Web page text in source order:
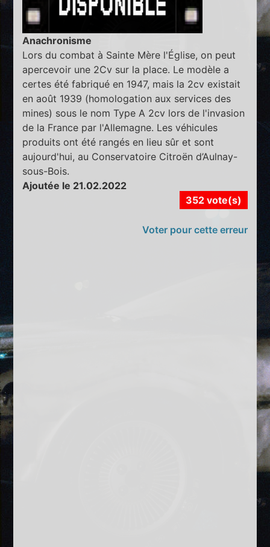
Anachronisme
Lors du combat à Sainte Mère l'Église, on peut
apercevoir une 2Cv sur la place. Le modèle a
certes été fabriqué en 1947, mais la 2cv existait
en août 1939 (homologation aux services des
mines) sous le nom Type A 2cv lors de l'invasion
de la France par l'Allemagne. Les véhicules
produits ont été rangés en lieu sûr et sont
aujourd'hui, au Conservatoire Citroën d’Aulnay-
sous-Bois.
Ajoutée le 21.02.2022
352 vote(s)
Voter pour cette erreur